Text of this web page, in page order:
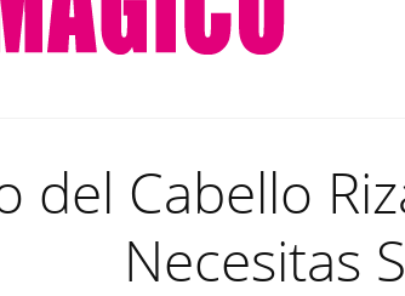
del Cabello
Necesitas